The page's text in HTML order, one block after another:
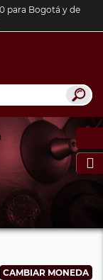
para Bogotá y de
